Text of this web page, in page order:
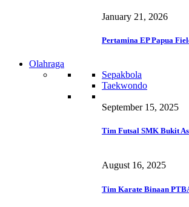
January 21, 2026
Pertamina EP Papua
Olahraga
Sepakbola
Taekwondo
September 15, 2025
Tim Futsal SMK Bukit
August 16, 2025
Tim Karate Binaan